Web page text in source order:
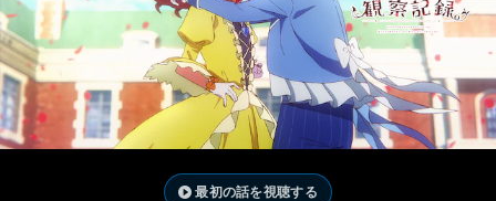
最初の話を視聴する